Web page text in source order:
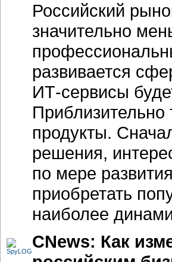
Российский
значительно
развивается
ИТ-сервисы
Приблизительно
продукты.
решения,
по мере
приобретать
наиболее
CNews: Как